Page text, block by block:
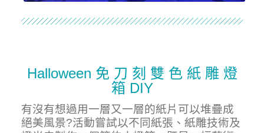
Halloween 免 刀 刻 雙 色 紙 雕 燈
箱 DIY
有沒有想過用一層又一層的紙片可以堆疊成
絕美風景?活動嘗試以不同紙張、紙雕技術及